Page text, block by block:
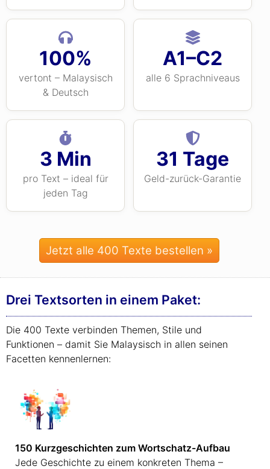
100%
vertont – Malaysisch
& Deutsch
A1–C2
alle 6 Sprachniveaus
3 Min
pro Text – ideal für
jeden Tag
31 Tage
Geld-zurück-Garantie
Jetzt alle 400 Texte bestellen »
Drei Textsorten in einem Paket:
Die 400 Texte verbinden Themen, Stile und
Funktionen – damit Sie Malaysisch in allen seinen
Facetten kennenlernen:
150 Kurzgeschichten zum Wortschatz-Aufbau
Jede Geschichte zu einem konkreten Thema –